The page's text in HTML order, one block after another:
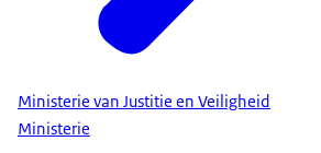
Ministerie van Justitie en Veiligheid
Ministerie